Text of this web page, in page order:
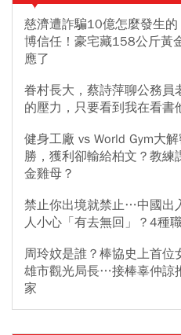
慈濟遭詐騙10億怎麼發生
博信任！豪宅藏158公斤黃
應了
眷村長大，蔡詩萍聊公務員
的壓力，只要看到我在看書
健身工廠 vs World Gym大
勝，獲利卻輸給柏文？教
金雞母？
禁止你出境就禁止…中國出
人小心「有去無回」？4種
周玲妏是誰？棒協史上首
雄市觀光局長…接棒辜仲諒
家